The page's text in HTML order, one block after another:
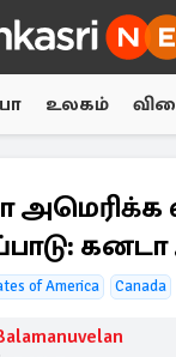
உலகம்
அமெரிக்க
கனடா
of America Canada